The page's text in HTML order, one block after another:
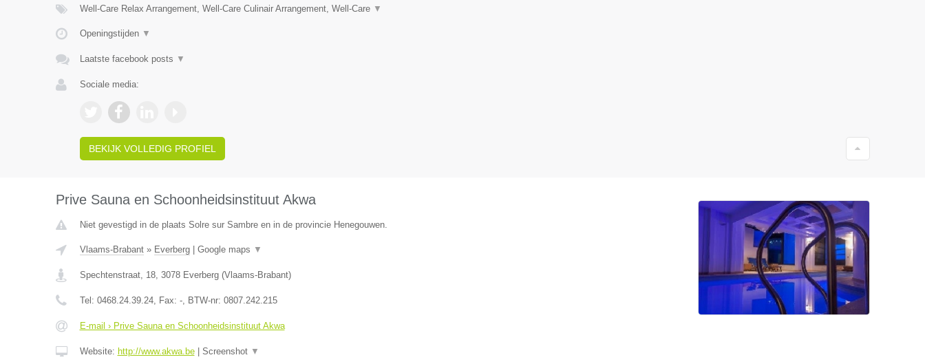
Well-Care Relax Arrangement, Well-Care Culinair Arrangement, Well-Care ▼
Openingstijden ▼
Laatste facebook posts ▼
Sociale media:
BEKIJK VOLLEDIG PROFIEL
Prive Sauna en Schoonheidsinstituut Akwa
Niet gevestigd in de plaats Solre sur Sambre en in de provincie Henegouwen.
Vlaams-Brabant» Everberg| Google maps ▼
Spechtenstraat, 18, 3078 Everberg(Vlaams-Brabant)
Tel: 0468.24.39.24, Fax: -, BTW-nr: 0807.242.215
E-mail › Prive Sauna en Schoonheidsinstituut Akwa
Website: http://www.akwa.be| Screenshot ▼